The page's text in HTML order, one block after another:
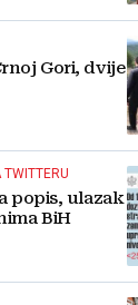
Gori, dvije
popis, ulazak
BiH